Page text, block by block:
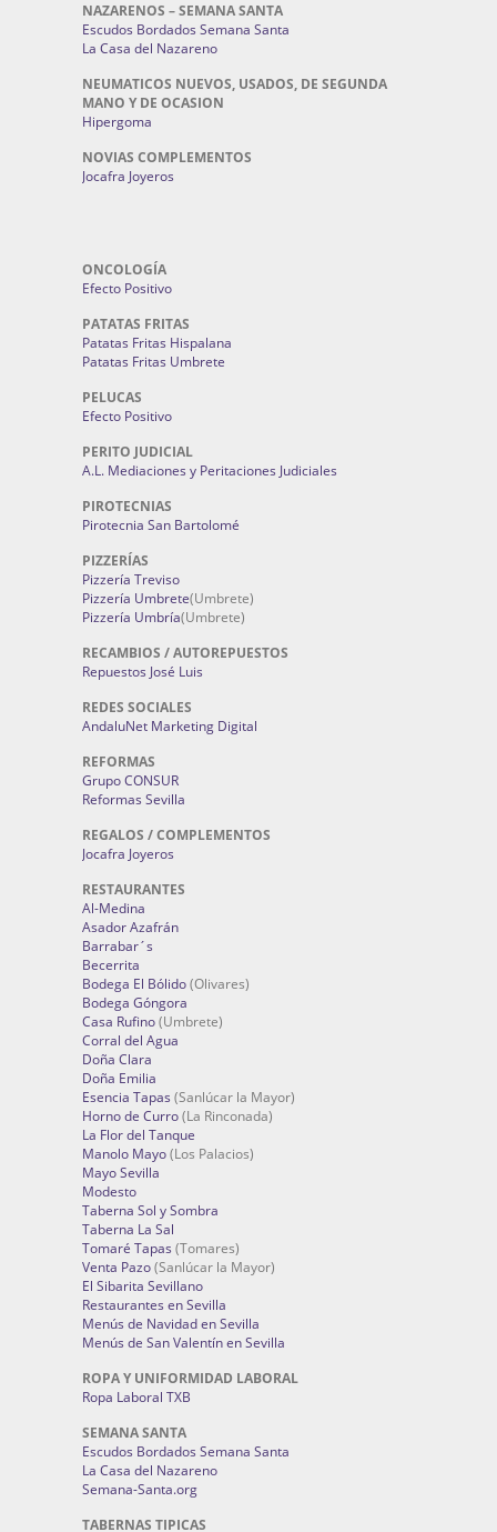
NAZARENOS – SEMANA SANTA
Escudos Bordados Semana Santa
La Casa del Nazareno
NEUMATICOS NUEVOS, USADOS, DE SEGUNDA
MANO Y DE OCASION
Hipergoma
NOVIAS COMPLEMENTOS
Jocafra Joyeros
ONCOLOGÍA
Efecto Positivo
PATATAS FRITAS
Patatas Fritas Hispalana
Patatas Fritas Umbrete
PELUCAS
Efecto Positivo
PERITO JUDICIAL
A.L. Mediaciones y Peritaciones Judiciales
PIROTECNIAS
Pirotecnia San Bartolomé
PIZZERÍAS
Pizzería Treviso
Pizzería Umbrete(Umbrete)
Pizzería Umbría(Umbrete)
RECAMBIOS / AUTOREPUESTOS
Repuestos José Luis
REDES SOCIALES
AndaluNet Marketing Digital
REFORMAS
Grupo CONSUR
Reformas Sevilla
REGALOS / COMPLEMENTOS
Jocafra Joyeros
RESTAURANTES
Al-Medina
Asador Azafrán
Barrabar´s
Becerrita
Bodega El Bólido(Olivares)
Bodega Góngora
Casa Rufino(Umbrete)
Corral del Agua
Doña Clara
Doña Emilia
Esencia Tapas (Sanlúcar la Mayor)
Horno de Curro(La Rinconada)
La Flor del Tanque
Manolo Mayo(Los Palacios)
Mayo Sevilla
Modesto
Taberna Sol y Sombra
Taberna La Sal
Tomaré Tapas (Tomares)
Venta Pazo(Sanlúcar la Mayor)
El Sibarita Sevillano
Restaurantes en Sevilla
Menús de Navidad en Sevilla
Menús de San Valentín en Sevilla
ROPA Y UNIFORMIDAD LABORAL
Ropa Laboral TXB
SEMANA SANTA
Escudos Bordados Semana Santa
La Casa del Nazareno
Semana-Santa.org
TABERNAS TIPICAS